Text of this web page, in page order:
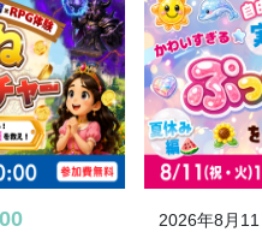
2026年8月